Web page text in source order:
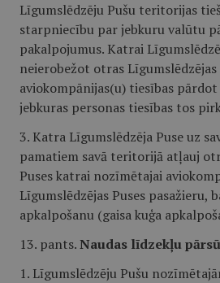
Līgumslēdzēju Pušu teritorijas
starpniecību par jebkuru valūtu
pakalpojumus. Katrai
neierobežot otras
aviokompānijas(u) tiesības
jebkuras personas tiesības tos
3. Katra Līgumslēdzēja Puse uz
pamatiem savā teritorijā atļauj
Puses katrai nozīmētajai
Līgumslēdzējas Puses pasažieru,
apkalpošanu (gaisa kuģa
13. pants.Naudas līdzekļu
1. Līgumslēdzēju Pušu